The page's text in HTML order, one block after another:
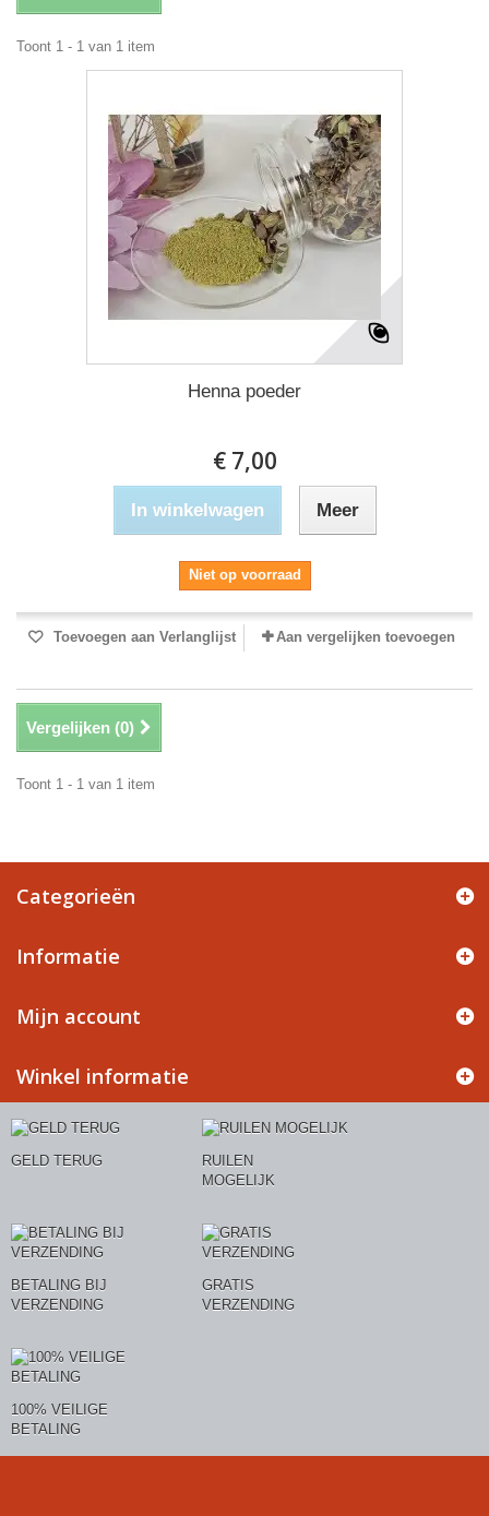
Toont 1 - 1 van 1 item
Henna poeder
€ 7,00
In winkelwagen Meer
Niet op voorraad
Toevoegen aan Verlanglijst Aan vergelijken toevoegen
Vergelijken (0)
Toont 1 - 1 van 1 item
Categorieën
Informatie
Mijn account
Winkel informatie
GELD TERUG
RUILEN
MOGELIJK
BETALING BIJ
VERZENDING
GRATIS
VERZENDING
100% VEILIGE
BETALING